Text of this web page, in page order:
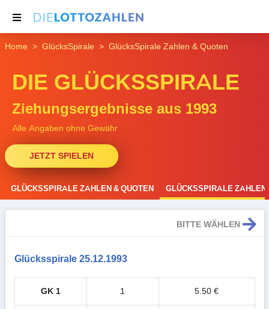
NACHRICHTEN
THEMEN
SERVICE
Home GlücksSpirale GlücksSpirale Zahlen & Quoten
DIE GLÜCKSSPIRALE
Ziehungsergebnisse aus 1993
Alle Angaben ohne Gewähr
JETZT SPIELEN
GLÜCKSSPIRALE ZAHLEN & QUOTEN GLÜCKSSPIRALE ZAHLEN
Glücksspirale 25.12.1993
GK 1 1 5.50 €
BITTE WÄHLEN